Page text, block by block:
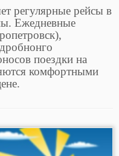
регулярные рейсы в
Ежедневные
поездки на
комфортными